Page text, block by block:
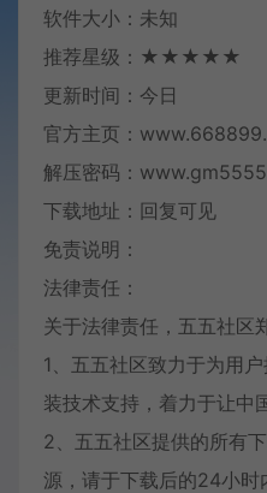
软件大小：未知
推荐星级：★★★★★
更新时间：今日
官方主页：
解压密码：
下载地址：回复可见
免责说明：
法律责任：
关于法律责任，五五社区
1、五五社区致力于为用
装技术支持，着力于让中
2、五五社区提供的所有
源，请于下载后的24小时